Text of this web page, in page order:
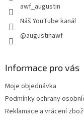
awf_augustin
Náš YouTube kanál
@augustinawf
Informace pro vás
Moje objednávka
Podmínky ochrany
Reklamace a vrácení